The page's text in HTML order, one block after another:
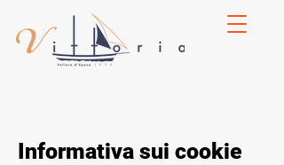
Informativa sui cookie